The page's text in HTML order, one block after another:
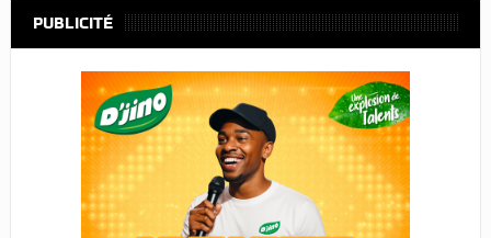
PUBLICITÉ